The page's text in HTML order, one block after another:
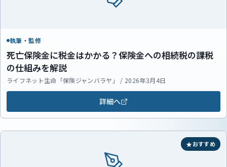
執筆・監修
死亡保険金に税金はかかる？保険金への相続税の課税
の仕組みを解説
ライフネット生命「保険ジャンバラヤ」 / 2026年3月4日
詳細へ
おすすめ